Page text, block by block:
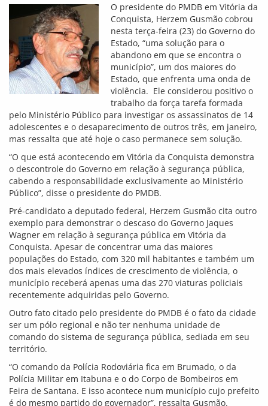
O presidente do PMDB em Vitória da
Conquista, Herzem Gusmão cobrou
nesta terça-feira (23) do Governo do
Estado, “uma solução para o
abandono em que se encontra o
município”, um dos maiores do
Estado, que enfrenta uma onda de
violência. Ele considerou positivo o
trabalho da força tarefa formada
pelo Ministério Público para investigar os assassinatos de 14
adolescentes e o desaparecimento de outros três, em janeiro,
mas ressalta que até hoje o caso permanece sem solução.
“O que está acontecendo em Vitória da Conquista demonstra
o descontrole do Governo em relação à segurança pública,
cabendo a responsabilidade exclusivamente ao Ministério
Público”, disse o presidente do PMDB.
Pré-candidato a deputado federal, Herzem Gusmão cita outro
exemplo para demonstrar o descaso do Governo Jaques
Wagner em relação à segurança pública em Vitória da
Conquista. Apesar de concentrar uma das maiores
populações do Estado, com 320 mil habitantes e também um
dos mais elevados índices de crescimento de violência, o
município receberá apenas uma das 270 viaturas policiais
recentemente adquiridas pelo Governo.
Outro fato citado pelo presidente do PMDB é o fato da cidade
ser um pólo regional e não ter nenhuma unidade de
comando do sistema de segurança pública, sediada em seu
território.
“O comando da Polícia Rodoviária fica em Brumado, o da
Polícia Militar em Itabuna e o do Corpo de Bombeiros em
Feira de Santana. E isso acontece num município cujo prefeito
é do mesmo partido do governador”, ressalta Gusmão.